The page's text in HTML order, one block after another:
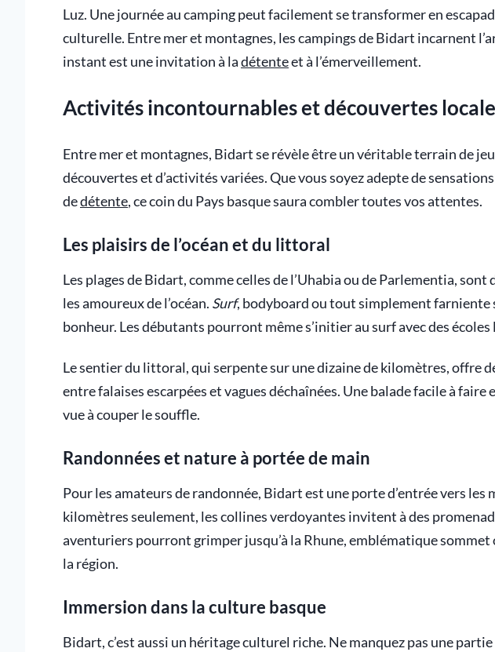
Luz. Une journée au camping peut facilement se transformer en
culturelle. Entre mer et montagnes, les campings de Bidart incarnent
instant est une invitation à ladétenteet à l’émerveillement.
Activités incontournables et découvertes
Entre mer et montagnes, Bidart se révèle être un véritable terrain de
découvertes et d’activités variées. Que vous soyez adepte de
dedétente, ce coin du Pays basque saura combler toutes vos attentes.
Les plaisirs de l’océan et du littoral
Les plages de Bidart, comme celles de l’Uhabia ou de Parlementia,
les amoureux de l’océan. Surf, bodyboard ou tout simplement farniente
bonheur. Les débutants pourront même s’initier au surf avec des écoles
Le sentier du littoral, qui serpente sur une dizaine de kilomètres, offre
entre falaises escarpées et vagues déchaînées. Une balade facile à
vue à couper le souffle.
Randonnées et nature à portée de main
Pour les amateurs de randonnée, Bidart est une porte d’entrée vers les
kilomètres seulement, les collines verdoyantes invitent à des
aventuriers pourront grimper jusqu’à la Rhune, emblématique
la région.
Immersion dans la culture basque
Bidart, c’est aussi un héritage culturel riche. Ne manquez pas une